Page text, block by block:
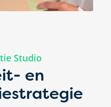
Studio
en